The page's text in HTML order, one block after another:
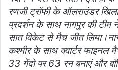
रणजी ट्रॉफी के ऑलराउंडर
प्रदर्शन के साथ नागपुर की टीम
सात विकेट से मैच जीत
कश्मीर के साथ क्वार्टर फाइनल
33 गेंदो पर 63 रन बनाएं और